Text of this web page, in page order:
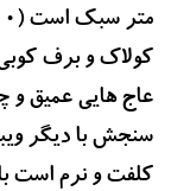
کولاک و برف کوبی
عاج هایی عمیق و
سنجش با دیگر
کلفت و نرم است